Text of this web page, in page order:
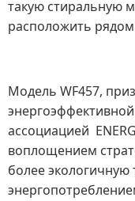
такую стиральную
расположить
Модель WF457,
ассоциацией
воплощением
более экологичную